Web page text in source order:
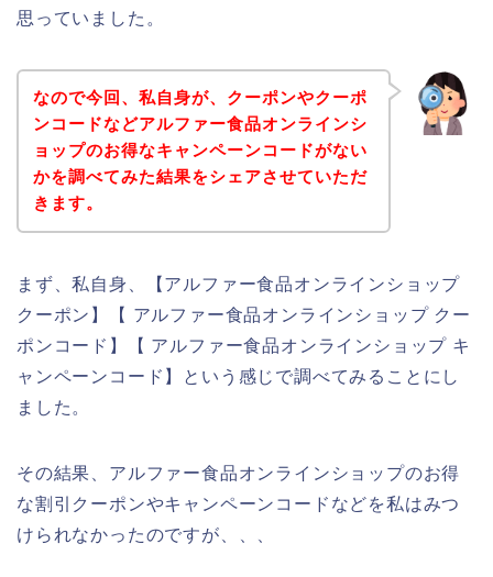
思っていました。
なので今回、私自身が、クーポンやクーポ
ンコードなどアルファー食品オンラインシ
ョップのお得なキャンペーンコードがない
かを調べてみた結果をシェアさせていただ
きます。
まず、私自身、【アルファー食品オンラインショップ
クーポン】【 アルファー食品オンラインショップ クー
ポンコード】【 アルファー食品オンラインショップ キ
ャンペーンコード】という感じで調べてみることにし
ました。
その結果、アルファー食品オンラインショップのお得
な割引クーポンやキャンペーンコードなどを私はみつ
けられなかったのですが、、、